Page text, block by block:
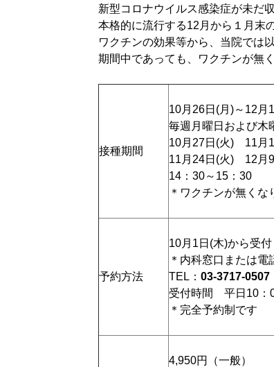
新型コロナウイルス感染症が未だ
本格的に流行する12月から１月末
ワクチンの効果等から、当院では
期間中であっても、ワクチンが無
接種期間
10月26日(月)～12月
毎週月曜日および木
10月27日(火) 11月
11月24日(火) 12月
14：30～15：30
＊ワクチンが無くな
予約方法
10月1日(木)から受付
＊内科窓口または
TEL： 03-3717-0507
受付時間 平日10：
＊完全予約制です
4,950円（一般）